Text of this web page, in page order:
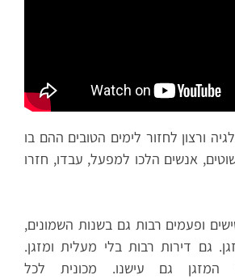
ורצון לחזור לימים הטובים ההם בו
אנשים הלכו למפעל, עבדו, חזרו
ופעמים רבות גם בשנות השמונים,
גם דירות רבות בלי מעלית ומזגן.
המזגן גם עישנו. מכונית לכל